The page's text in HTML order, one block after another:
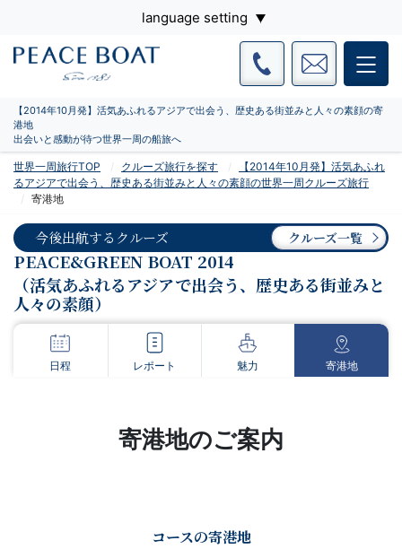
language setting
【2014年10月発】活気あふれるアジアで出会う、歴史ある街並みと人々の素顔の寄
港地
出会いと感動が待つ世界一周の船旅へ
世界一周旅行TOP クルーズ旅行を探す
【2014年10月発】活気あふれ
るアジアで出会う、歴史ある街並みと人々の素顔の世界一周クルーズ旅行
寄港地
今後出航するクルーズ クルーズ一覧
PEACE&GREEN BOAT 2014
（活気あふれるアジアで出会う、歴史ある街並みと
人々の素顔）
日程 レポート 魅力 寄港地
寄港地のご案内
コースの寄港地